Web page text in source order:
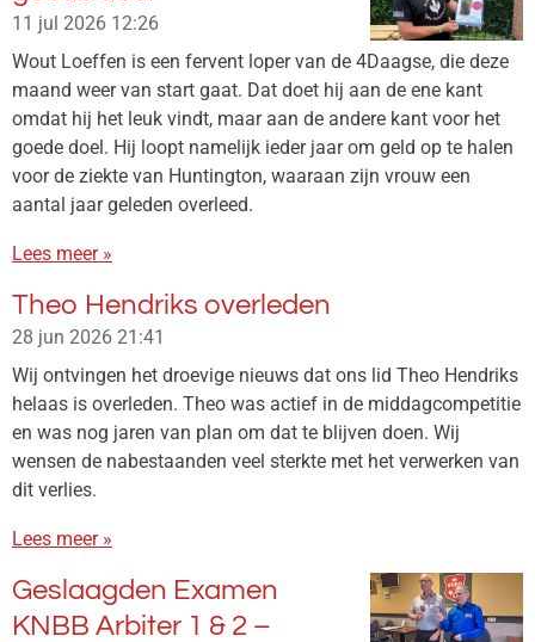
11 jul 2026 12:26
Wout Loeffen is een fervent loper van de 4Daagse, die deze
maand weer van start gaat. Dat doet hij aan de ene kant
omdat hij het leuk vindt, maar aan de andere kant voor het
goede doel. Hij loopt namelijk ieder jaar om geld op te halen
voor de ziekte van Huntington, waaraan zijn vrouw een
aantal jaar geleden overleed.
Lees meer »
Theo Hendriks overleden
28 jun 2026 21:41
Wij ontvingen het droevige nieuws dat ons lid Theo Hendriks
helaas is overleden. Theo was actief in de middagcompetitie
en was nog jaren van plan om dat te blijven doen. Wij
wensen de nabestaanden veel sterkte met het verwerken van
dit verlies.
Lees meer »
Geslaagden Examen
KNBB Arbiter 1 & 2 –